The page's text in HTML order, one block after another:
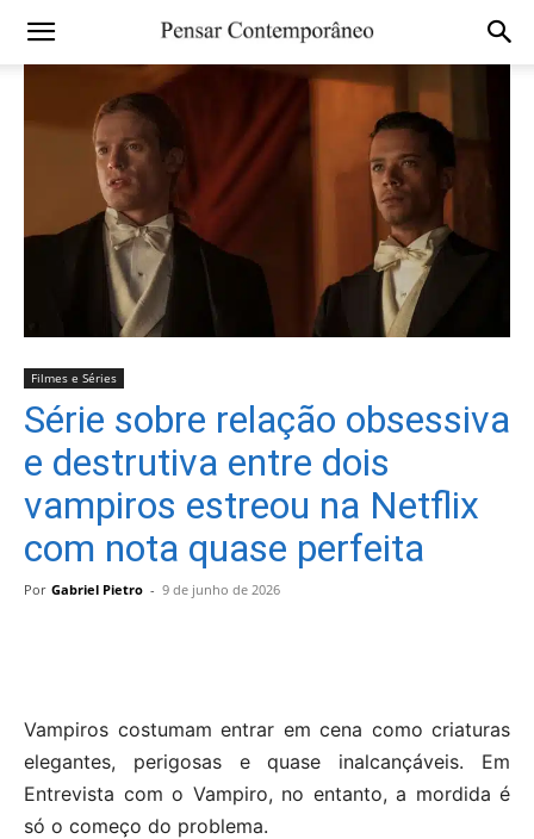
Filmes e Séries
Série sobre relação obsessiva
e destrutiva entre dois
vampiros estreou na Netflix
com nota quase perfeita
Por Gabriel Pietro - 9 de junho de 2026
Vampiros costumam entrar em cena como criaturas
elegantes, perigosas e quase inalcançáveis. Em
Entrevista com o Vampiro, no entanto, a mordida é
só o começo do problema.